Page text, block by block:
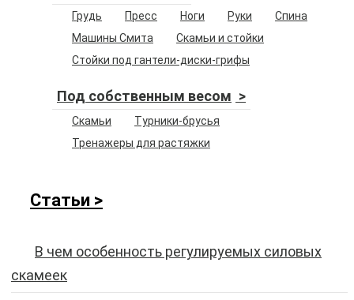
Грудь Пресс Ноги Руки
Спина
Машины Смита
Скамьи и стойки
Стойки под гантели-диски-грифы
Под собственным весом
Скамьи
Турники-брусья
Тренажеры для растяжки
Статьи
В чем особенность регулируемых силовых
скамеек